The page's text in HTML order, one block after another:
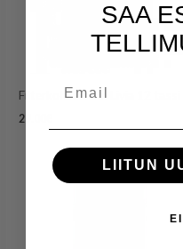
Filterkohvimasin Livia 12 tassi
29.00
SAA
LIITUN